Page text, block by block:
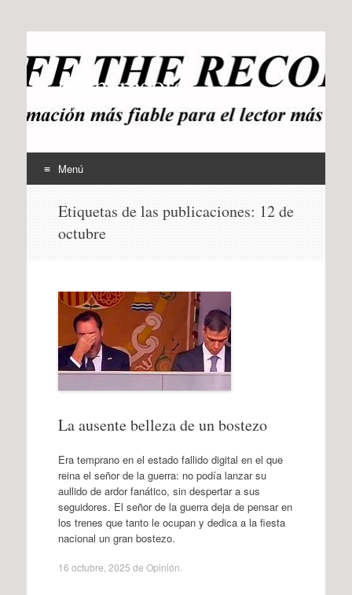
offtherecord
OTR
Menú
contenido
Etiquetas de las publicaciones: 12 de
octubre
La ausente belleza de un bostezo
Era temprano en el estado fallido digital en el que
reina el señor de la guerra: no podía lanzar su
aullido de ardor fanático, sin despertar a sus
seguidores. El señor de la guerra deja de pensar en
los trenes que tanto le ocupan y dedica a la fiesta
nacional un gran bostezo.
16 octubre, 2025 de Opinión